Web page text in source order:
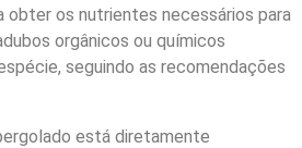
obter os nutrientes necessários para
orgânicos ou químicos
seguindo as recomendações
está diretamente